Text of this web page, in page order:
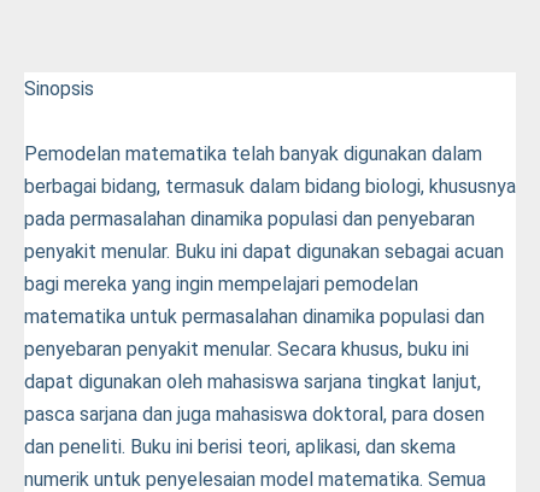
Sinopsis
Pemodelan matematika telah banyak digunakan dalam
berbagai bidang, termasuk dalam bidang biologi, khususnya
pada permasalahan dinamika populasi dan penyebaran
penyakit menular. Buku ini dapat digunakan sebagai acuan
bagi mereka yang ingin mempelajari pemodelan
matematika untuk permasalahan dinamika populasi dan
penyebaran penyakit menular. Secara khusus, buku ini
dapat digunakan oleh mahasiswa sarjana tingkat lanjut,
pasca sarjana dan juga mahasiswa doktoral, para dosen
dan peneliti. Buku ini berisi teori, aplikasi, dan skema
numerik untuk penyelesaian model matematika. Semua